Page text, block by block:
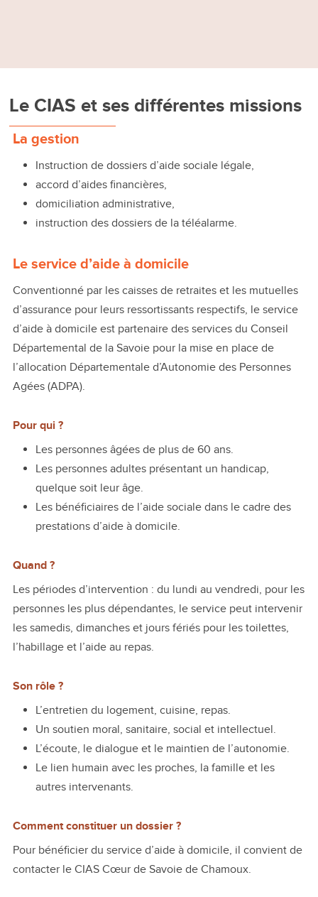
Le CIAS et ses différentes missions
La gestion
Instruction de dossiers d’aide sociale légale,
accord d’aides financières,
domiciliation administrative,
instruction des dossiers de la téléalarme.
Le service d’aide à domicile
Conventionné par les caisses de retraites et les mutuelles
d’assurance pour leurs ressortissants respectifs, le service
d’aide à domicile est partenaire des services du Conseil
Départemental de la Savoie pour la mise en place de
l’allocation Départementale d’Autonomie des Personnes
Agées (ADPA).
Pour qui ?
Les personnes âgées de plus de 60 ans.
Les personnes adultes présentant un handicap,
quelque soit leur âge.
Les bénéficiaires de l’aide sociale dans le cadre des
prestations d’aide à domicile.
Quand ?
Les périodes d’intervention : du lundi au vendredi, pour les
personnes les plus dépendantes, le service peut intervenir
les samedis, dimanches et jours fériés pour les toilettes,
l’habillage et l’aide au repas.
Son rôle ?
L’entretien du logement, cuisine, repas.
Un soutien moral, sanitaire, social et intellectuel.
L’écoute, le dialogue et le maintien de l’autonomie.
Le lien humain avec les proches, la famille et les
autres intervenants.
Comment constituer un dossier ?
Pour bénéficier du service d’aide à domicile, il convient de
contacter le CIAS Cœur de Savoie de Chamoux.